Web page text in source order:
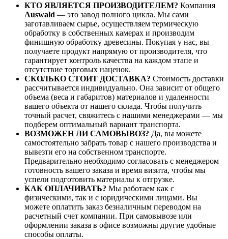
КТО ЯВЛЯЕТСЯ ПРОИЗВОДИТЕЛЕМ? Компания
Auswald — это завод полного цикла. Мы сами
заготавливаем сырье, осуществляем термическую
обработку в собственных камерах и производим
финишную обработку древесины. Покупая у нас, вы
получаете продукт напрямую от производителя, что
гарантирует контроль качества на каждом этапе и
отсутствие торговых наценок.
СКОЛЬКО СТОИТ ДОСТАВКА? Стоимость доставки
рассчитывается индивидуально. Она зависит от общего
объема (веса и габаритов) материалов и удаленности
вашего объекта от нашего склада. Чтобы получить
точный расчет, свяжитесь с нашими менеджерами — мы
подберем оптимальный вариант транспорта.
ВОЗМОЖЕН ЛИ САМОВЫВОЗ? Да, вы можете
самостоятельно забрать товар с нашего производства и
вывезти его на собственном транспорте.
Предварительно необходимо согласовать с менеджером
готовность вашего заказа и время визита, чтобы мы
успели подготовить материалы к отгрузке.
КАК ОПЛАЧИВАТЬ? Мы работаем как с
физическими, так и с юридическими лицами. Вы
можете оплатить заказ безналичным переводом на
расчетный счет компании. При самовывозе или
оформлении заказа в офисе возможны другие удобные
способы оплаты.